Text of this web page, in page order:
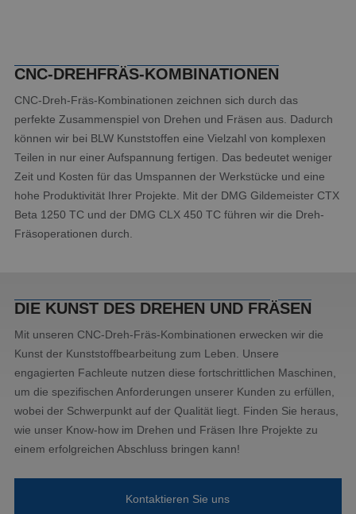
CNC-DREHFRÄS-KOMBINATIONEN
CNC-Dreh-Fräs-Kombinationen zeichnen sich durch das
perfekte Zusammenspiel von Drehen und Fräsen aus. Dadurch
können wir bei BLW Kunststoffen eine Vielzahl von komplexen
Teilen in nur einer Aufspannung fertigen. Das bedeutet weniger
Zeit und Kosten für das Umspannen der Werkstücke und eine
hohe Produktivität Ihrer Projekte. Mit der DMG Gildemeister CTX
Beta 1250 TC und der DMG CLX 450 TC führen wir die Dreh-
Fräsoperationen durch.
DIE KUNST DES DREHEN UND FRÄSEN
Mit unseren CNC-Dreh-Fräs-Kombinationen erwecken wir die
Kunst der Kunststoffbearbeitung zum Leben. Unsere
engagierten Fachleute nutzen diese fortschrittlichen Maschinen,
um die spezifischen Anforderungen unserer Kunden zu erfüllen,
wobei der Schwerpunkt auf der Qualität liegt. Finden Sie heraus,
wie unser Know-how im Drehen und Fräsen Ihre Projekte zu
einem erfolgreichen Abschluss bringen kann!
Kontaktieren Sie uns